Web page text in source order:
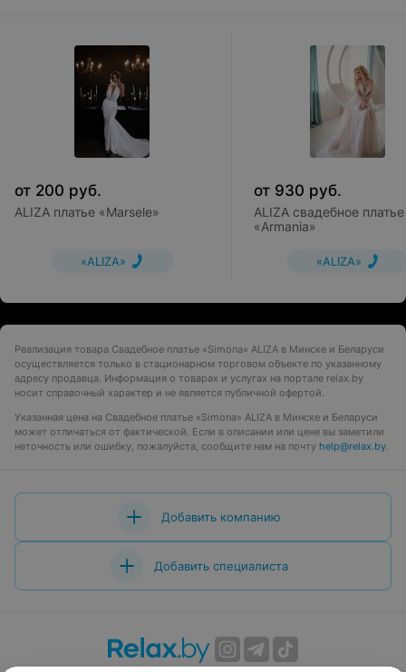
от 200 руб.
ALIZA платье «Marsele»
«ALIZA»
от 930 руб.
ALIZA свадебное платье
«Armania»
«ALIZA»
Реализация товара Свадебное платье «Simona» ALIZA в Минске и Беларуси
осуществляется только в стационарном торговом объекте по указанному
адресу продавца. Информация о товарах и услугах на портале relax.by
носит справочный характер и не является публичной офертой.
Указанная цена на Свадебное платье «Simona» ALIZA в Минске и Беларуси
может отличаться от фактической. Если в описании или цене вы заметили
неточность или ошибку, пожалуйста, сообщите нам на почту help@relax.by.
Добавить компанию
Добавить специалиста